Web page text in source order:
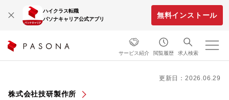
ハイクラス転職
パソナキャリア公式アプリ
無料インストール
サービス紹介 閲覧履歴 求人検索
更新日：2026.06.29
株式会社技研製作所